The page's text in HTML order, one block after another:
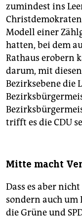
zumindest ins
Modell einer
hatten, bei dem
Rathaus erobern
darum, mit
Bezirksebene die
trifft es die CDU
Mitte macht
Dass es aber
sondern auch
die Grüne und